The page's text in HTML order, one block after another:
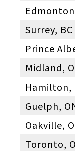
Surrey, BC
Prince
Midland,
Hamilton,
Guelph,
Oakville,
Toronto,